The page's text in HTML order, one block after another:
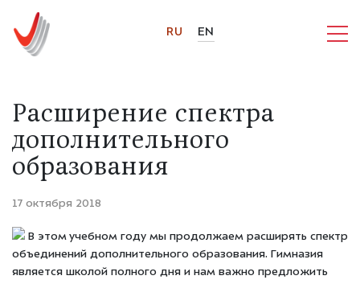
RU EN
Расширение спектра
дополнительного
образования
17 октября 2018
В этом учебном году мы продолжаем расширять спектр
объединений дополнительного образования. Гимназия
является школой полного дня и нам важно предложить